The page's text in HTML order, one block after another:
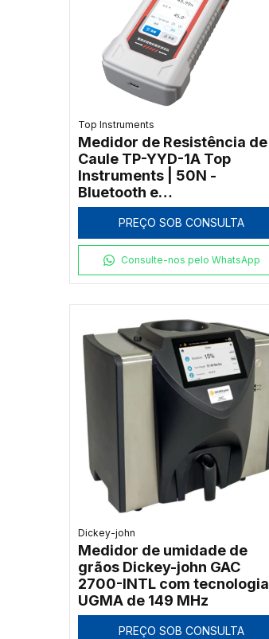
Top Instruments
Medidor de Resistência de
Caule TP-YYD-1A Top
Instruments | 50N -
Bluetooth e
Georreferenciamento
PREÇO SOB CONSULTA
Consulte-nos pelo WhatsApp
Dickey-john
Medidor de umidade de
grãos Dickey-john GAC
2700-INTL com tecnologia
UGMA de 149 MHz
PREÇO SOB CONSULTA